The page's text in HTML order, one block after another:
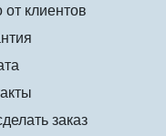
от клиентов
заказ